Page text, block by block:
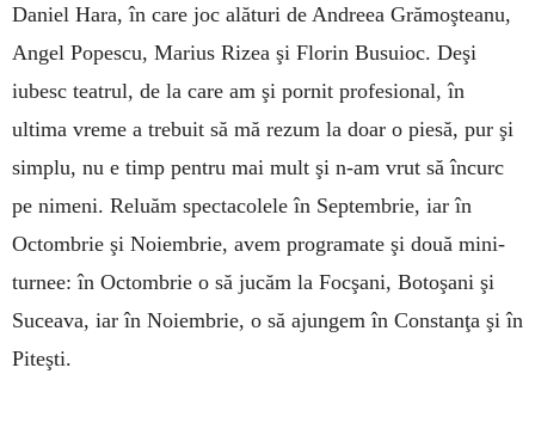
Daniel Hara, în care joc alături de Andreea Grămoşteanu,
Angel Popescu, Marius Rizea şi Florin Busuioc. Deşi
iubesc teatrul, de la care am şi pornit profesional, în
ultima vreme a trebuit să mă rezum la doar o piesă, pur şi
simplu, nu e timp pentru mai mult şi n-am vrut să încurc
pe nimeni. Reluăm spectacolele în Septembrie, iar în
Octombrie şi Noiembrie, avem programate şi două mini-
turnee: în Octombrie o să jucăm la Focşani, Botoşani şi
Suceava, iar în Noiembrie, o să ajungem în Constanţa şi în
Piteşti.